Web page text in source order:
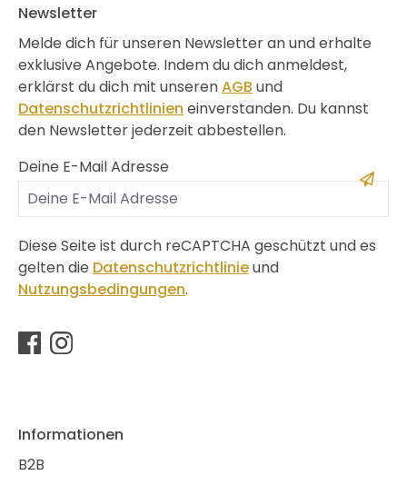
Newsletter
Melde dich für unseren Newsletter an und erhalte
exklusive Angebote. Indem du dich anmeldest,
erklärst du dich mit unserenAGB und
Datenschutzrichtlinien einverstanden. Du kannst
den Newsletter jederzeit abbestellen.
Deine E-Mail Adresse
Diese Seite ist durch reCAPTCHA geschützt und es
gelten die Datenschutzrichtlinieund
Nutzungsbedingungen.
Informationen
B2B